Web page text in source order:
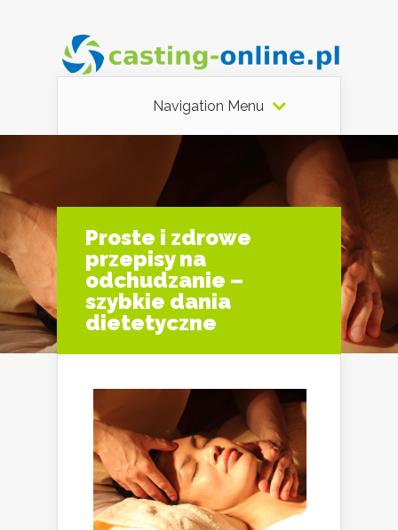
Navigation Menu
Proste i zdrowe
przepisy na
odchudzanie –
szybkie dania
dietetyczne